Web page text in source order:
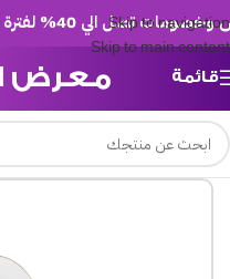
Skip to navigation
Skip to main content
تصل الي 40% لفترة محدودة
قائمة معرض